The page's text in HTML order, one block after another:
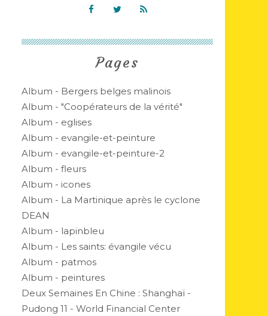
Pages
Album - Bergers belges malinois
Album - "Coopérateurs de la vérité"
Album - eglises
Album - evangile-et-peinture
Album - evangile-et-peinture-2
Album - fleurs
Album - icones
Album - La Martinique après le cyclone
DEAN
Album - lapinbleu
Album - Les saints: évangile vécu
Album - patmos
Album - peintures
Deux Semaines En Chine : Shanghaï -
Pudong 11 - World Financial Center